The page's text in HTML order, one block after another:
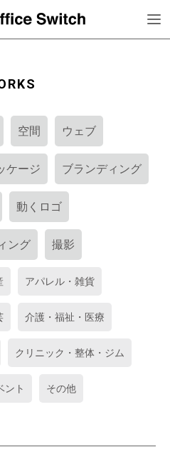
空間 ウェブ
ケージ ブランディング
動くロゴ
ング 撮影
アパレル・雑貨
介護・福祉・医療
クリニック・整体・ジム
ント その他